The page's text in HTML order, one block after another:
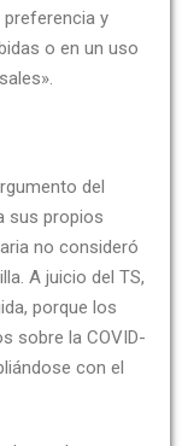
y
o en un uso
del
sus propios
no consideró
A juicio del TS,
porque los
sobre la COVID-
con el